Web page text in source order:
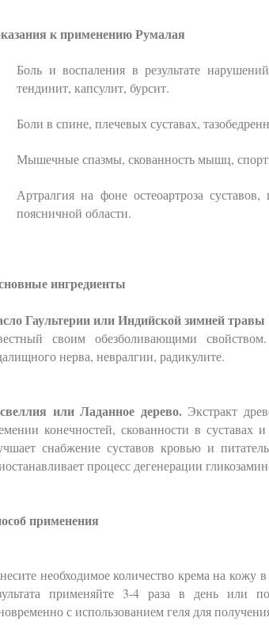
к применению Румалая
Боль и воспаления в результате
тендинит, капсулит, бурсит.
Боли в спине, плечевых суставах,
Мышечные спазмы, скованность мышц,
Артралгия на фоне остеоартроза
поясничной области.
ингредиенты
Гаультерии или Индийской зимней травы
своим обезболивающими
нерва, невралгии, радикулите.
или Ладанное дерево.Экстракт
конечностей, скованности в суставах
снабжение суставов кровью и
процесс дегенерации
применения
необходимое количество крема на
применяйте 3-4 раза в день или
с использованием геля для